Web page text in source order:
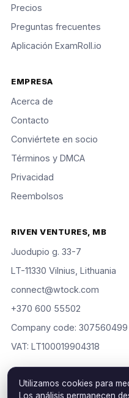
Precios
Preguntas frecuentes
Aplicación ExamRoll.io
EMPRESA
Acerca de
Contacto
Conviértete en socio
Términos y DMCA
Privacidad
Reembolsos
RIVEN VENTURES, MB
Juodupio g. 33-7
LT-11330 Vilnius, Lithuania
connect@wtock.com
+370 600 55502
Company code: 307560499
VAT: LT100019904318
Utilizamos cookies para
Los análisis permanecen